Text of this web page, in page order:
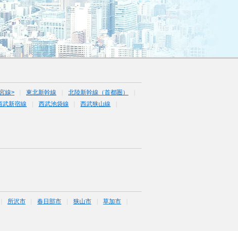
線> 東北新幹線
北陸新幹線（首都圏）
武新宿線 西武池袋線
西武狭山線
所沢市 春日部市 狭山市
草加市